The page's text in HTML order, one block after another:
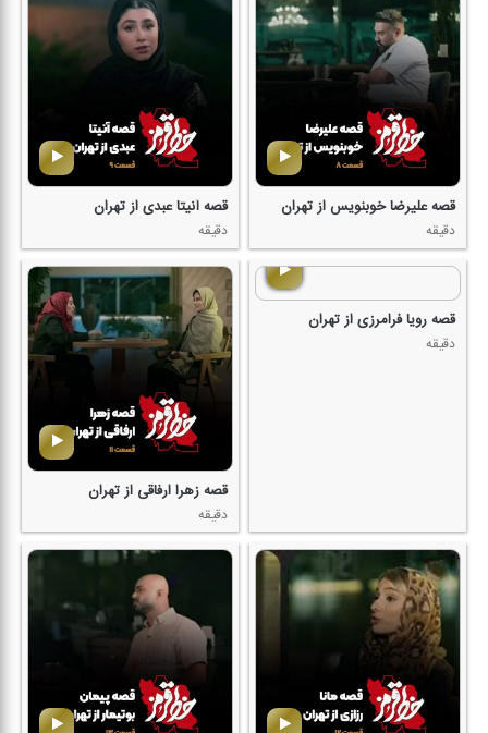
قصه علیرضا خوبنویس از تهران
دقیقه
قصه آنیتا عبدی از تهران
دقیقه
قصه رویا فرامرزی از تهران
دقیقه
قصه زهرا ارفاقی از تهران
دقیقه